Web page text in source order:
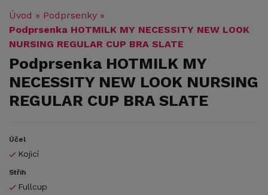
Úvod » Podprsenky »
Podprsenka HOTMILK MY NECESSITY NEW LOOK
NURSING REGULAR CUP BRA SLATE
Podprsenka HOTMILK MY
NECESSITY NEW LOOK NURSING
REGULAR CUP BRA SLATE
Účel
Kojicí
Střih
Fullcup